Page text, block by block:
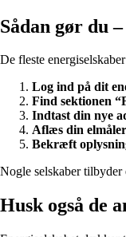
Sådan gør du
De fleste
Log ind på dit
Find sektionen
Indtast din nye
Aflæs din
Bekræft
Nogle selskaber
Husk også de